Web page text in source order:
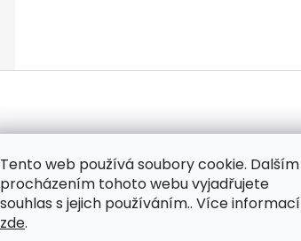
Tento web používá soubory cookie. Dalším
procházením tohoto webu vyjadřujete
souhlas s jejich používáním.. Více informací
zde.
Facebook